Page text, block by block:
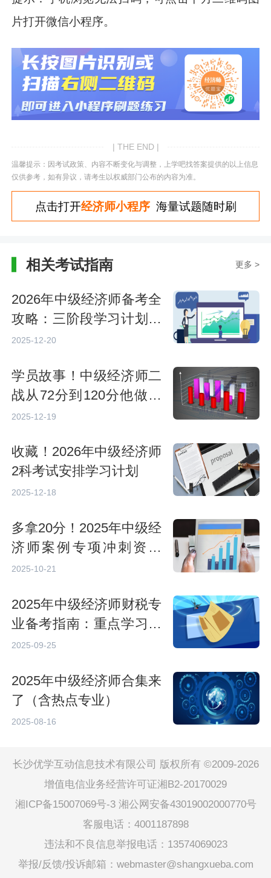
片打开微信小程序。
| THE END |
温馨提示：因考试政策、内容不断变化与调整，上学吧找答案提供的以上信息
仅供参考，如有异议，请考生以权威部门公布的内容为准。
点击打开经济师小程序海量试题随时刷
相关考试指南 更多 >
2026年中级经济师备考全
攻略：三阶段学习计划与
专业选择指南
2025-12-20
学员故事！中级经济师二
战从72分到120分他做对
了什么？
2025-12-19
收藏！2026年中级经济师
2科考试安排学习计划
2025-12-18
多拿20分！2025年中级经
济师案例专项冲刺资料
【免费领取】
2025-10-21
2025年中级经济师财税专
业备考指南：重点学习范
围与冲刺策略
2025-09-25
2025年中级经济师合集来
了（含热点专业）
2025-08-16
长沙优学互动信息技术有限公司 版权所有 ©2009-2026
增值电信业务经营许可证湘B2-20170029
湘ICP备15007069号-3 湘公网安备43019002000770号
客服电话：4001187898
违法和不良信息举报电话：13574069023
举报/反馈/投诉邮箱：webmaster@shangxueba.com